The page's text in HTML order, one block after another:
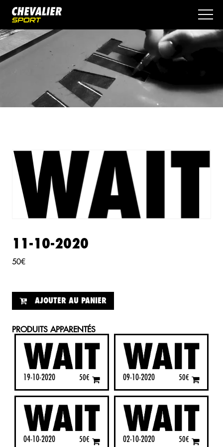
11-10-2020
50€
AJOUTER AU PANIER
PRODUITS APPARENTÉS
19-10-2020 50€ 09-10-2020 50€
04-10-2020 50€ 02-10-2020 50€